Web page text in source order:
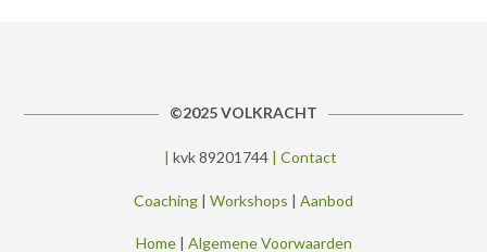
©2025 VOLKRACHT
kvk 89201744 Contact
Coaching | Workshops | Aanbod
Home| Algemene Voorwaarden